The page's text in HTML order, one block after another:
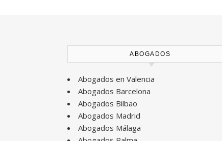
ABOGADOS
Abogados en Valencia
Abogados Barcelona
Abogados Bilbao
Abogados Madrid
Abogados Málaga